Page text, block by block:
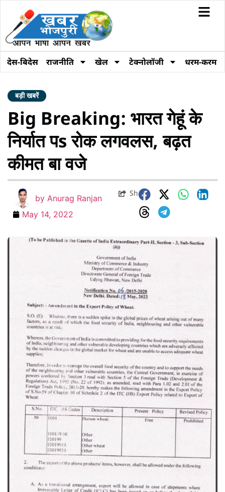
देस-बिदेस राजनीति खेल टेक्नोलॉजी धरम-करम
बड़ी खबरें
Big Breaking: भारत गेहूं के
निर्यात पs रोक लगवलस, बढ़त
कीमत बा वजे
by Anurag Ranjan
May 14, 2022
Share